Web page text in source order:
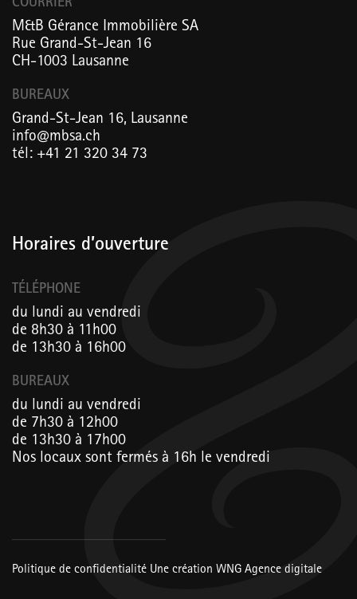
COURRIER
M&B Gérance Immobilière SA
Rue Grand-St-Jean 16
CH-1003 Lausanne
BUREAUX
Grand-St-Jean 16, Lausanne
info@mbsa.ch
tél: +41 21 320 34 73
Horaires d’ouverture
TÉLÉPHONE
du lundi au vendredi
de 8h30 à 11h00
de 13h30 à 16h00
BUREAUX
du lundi au vendredi
de 7h30 à 12h00
de 13h30 à 17h00
Nos locaux sont fermés à 16h le vendredi
Politique de confidentialité Une création WNG Agence digitale